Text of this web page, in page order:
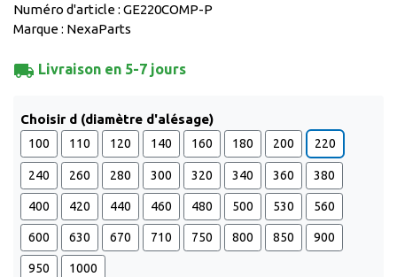
Numéro d'article : GE220COMP-P
Marque : NexaParts
local_shipping Livraison en 5-7 jours
Choisir d (diamètre d'alésage)
100 110 120 140 160 180 200 220
240 260 280 300 320 340 360 380
400 420 440 460 480 500 530 560
600 630 670 710 750 800 850 900
950 1000